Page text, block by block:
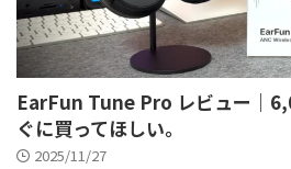
EarFun Tune Pro レビュー｜
ぐに買ってほしい。
2025/11/27